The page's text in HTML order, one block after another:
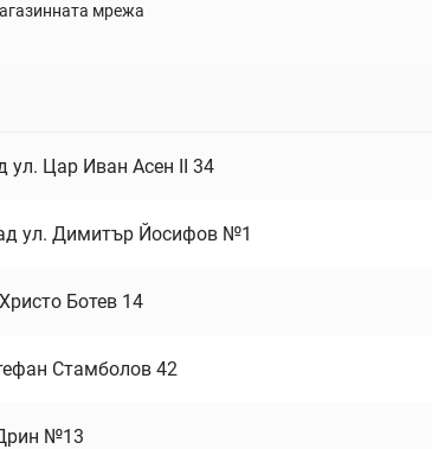
мрежа
ул. Цар Иван Асен II 34
ул. Димитър Йосифов №1
Ботев 14
Стамболов 42
№13